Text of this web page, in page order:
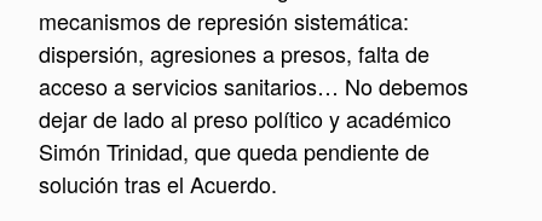
mecanismos de represión sistemática:
dispersión, agresiones a presos, falta de
acceso a servicios sanitarios… No debemos
dejar de lado al preso político y académico
Simón Trinidad, que queda pendiente de
solución tras el Acuerdo.